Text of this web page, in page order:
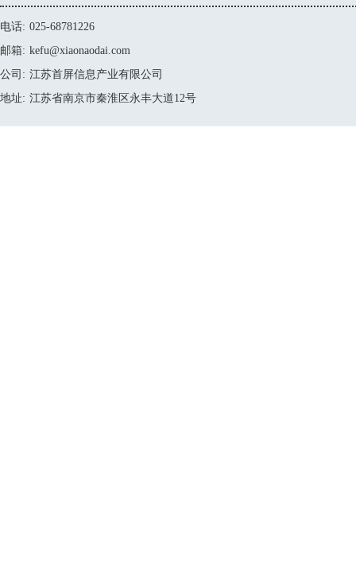
电话: 025-68781226
邮箱: kefu@xiaonaodai.com
公司: 江苏首屏信息产业有限公司
地址: 江苏省南京市秦淮区永丰大道12号